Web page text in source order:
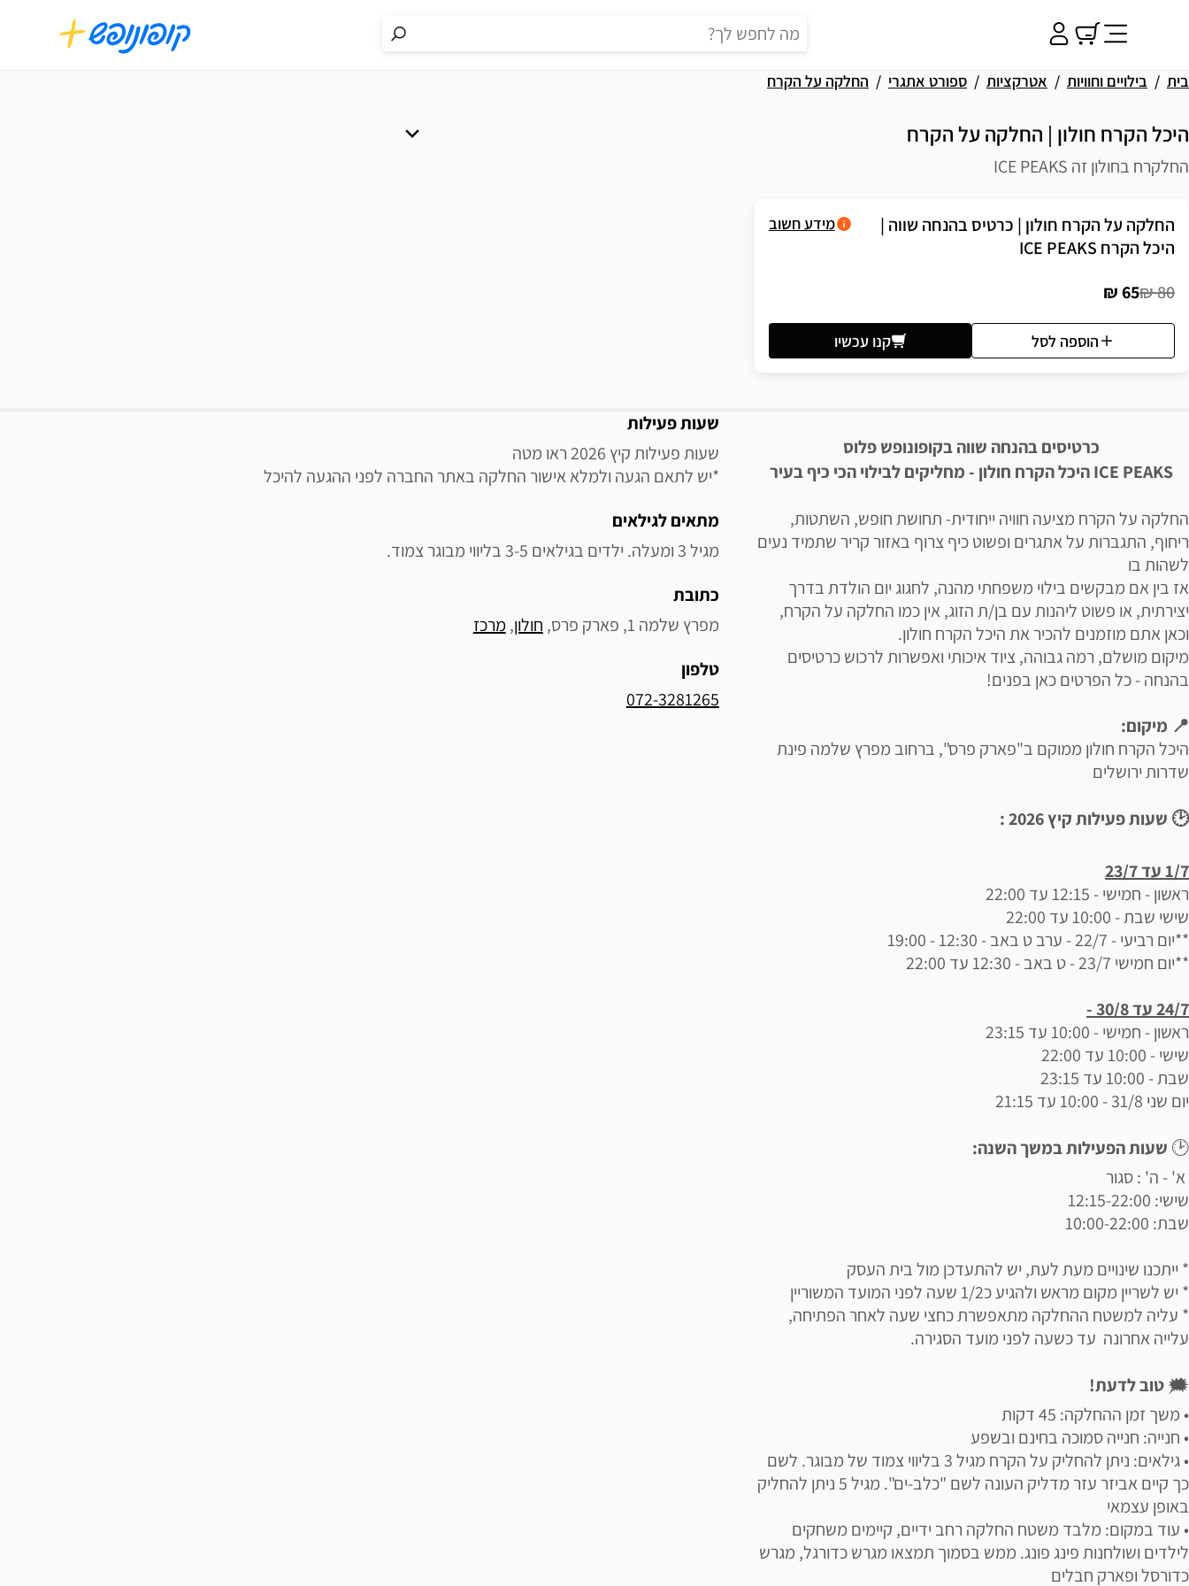
בית בילויים וחוויות אטרקציות ספורט אתגרי החלקה על הקרח
היכל הקרח חולון | החלקה על הקרח
החלקרח בחולון זה ICE PEAKS
אפשרויות רכישה
החלקה על הקרח חולון | כרטיס בהנחה שווה |
היכל הקרח ICE PEAKS
מידע חשוב
80 ₪
65 ₪
הוספה לסל קנו עכשיו
כרטיסים בהנחה שווה בקופונופש פלוס
היכל הקרח חולון -מחליקים לבילוי הכי כיף בעיר
החלקה על הקרח מציעה חוויה ייחודית- תחושת חופש, השתטות,
ריחוף, התגברות על אתגרים ופשוט כיף צרוף באזור קריר שתמיד נעים
לשהות בו
אז בין אם מבקשים בילוי משפחתי מהנה, לחגוג יום הולדת בדרך
יצירתית, או פשוט ליהנות עם בן/ת הזוג, אין כמו החלקה על הקרח,
וכאן אתם מוזמנים להכיר את היכל הקרח חולון.
מיקום מושלם, רמה גבוהה, ציוד איכותי ואפשרות לרכוש כרטיסים
בהנחה - כל הפרטים כאן בפנים!
📍 מיקום:
היכל הקרח חולון ממוקם ב"פארק פרס", ברחוב מפרץ שלמה פינת
שדרות ירושלים
🕑 שעות פעילות קיץ 2026 :
1/7 עד 23/7
ראשון - חמישי - 12:15 עד 22:00
שישי שבת - 10:00 עד 22:00
**יום רביעי - 22/7 - ערב ט באב - 12:30 - 19:00
**יום חמישי 23/7 - ט באב - 12:30 עד 22:00
24/7 עד 30/8 -
ראשון - חמישי - 10:00 עד 23:15
שישי - 10:00 עד 22:00
שבת - 10:00 עד 23:15
יום שני 31/8 - 10:00 עד 21:15
🕑 שעות הפעילות במשך השנה:
א' - ה' : סגור
שישי: 12:15-22:00
שבת: 10:00-22:00
* ייתכנו שינויים מעת לעת, יש להתעדכן מול בית העסק
* יש לשריין מקום מראש ולהגיע כ1/2 שעה לפני המועד המשוריין
* עליה למשטח ההחלקה מתאפשרת כחצי שעה לאחר הפתיחה,
עלייה אחרונה עד כשעה לפני מועד הסגירה.
🗯טוב לדעת!
• משך זמן ההחלקה: 45 דקות
• חנייה: חנייה סמוכה בחינם ובשפע
• גילאים: ניתן להחליק על הקרח מגיל 3 בליווי צמוד של מבוגר. לשם
כך קיים אביזר עזר מדליק העונה לשם "כלב-ים". מגיל 5 ניתן להחליק
באופן עצמאי
• עוד במקום: מלבד משטח החלקה רחב ידיים, קיימים משחקים
לילדים ושולחנות פינג פונג. ממש בסמוך תמצאו מגרש כדורגל, מגרש
כדורסל ופארק חבלים
מידע נוסף
שעות פעילות
*יש לתאם הגעה ולמלא אישור החלקה באתר החברה לפני ההגעה להיכל
מתאים לגילאים
מגיל 3 ומעלה. ילדים בגילאים 3-5 בליווי מבוגר צמוד.
כתובת
מפרץ שלמה 1, פארק פרס,
חולון, מרכז
טלפון
072-3281265